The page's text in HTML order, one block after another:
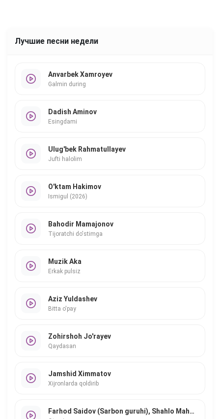
Лучшие песни недели
Anvarbek Xamroyev
Galmin during
Dadish Aminov
Esingdami
Ulug'bek Rahmatullayev
Jufti halolim
O'ktam Hakimov
Ismigul (2026)
Bahodir Mamajonov
Tijoratchi do'stimga
Muzik Aka
Erkak pulsiz
Aziz Yuldashev
Bitta o'pay
Zohirshoh Jo'rayev
Qaydasan
Jamshid Ximmatov
Xijronlarda qoldirib
Farhod Saidov (Sarbon guruhi), Shahlo Mahmudova